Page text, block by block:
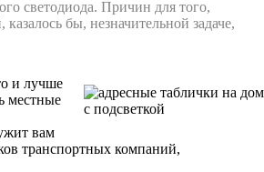
светодиода. Причин для того,
бы, незначительной задаче,
и лучше
местные
вам
транспортных компаний,